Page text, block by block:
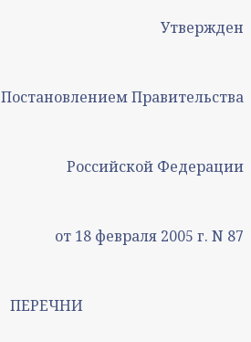
Утвержден
Постановлением Правительства
Российской Федерации
от 18 февраля 2005 г. N 87
ПЕРЕЧНИ